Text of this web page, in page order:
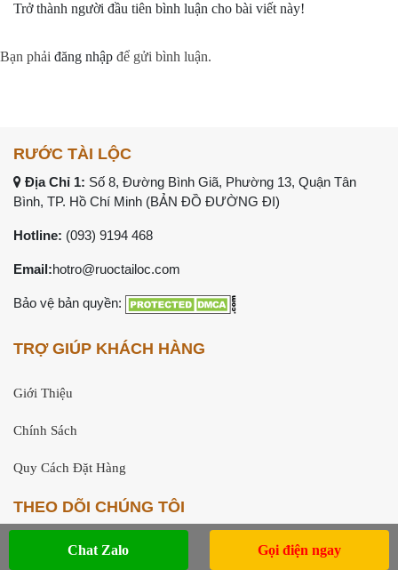
Trở thành người đầu tiên bình luận cho bài viết này!
Bạn phải đăng nhập để gửi bình luận.
RƯỚC TÀI LỘC
Địa Chỉ 1: Số 8, Đường Bình Giã, Phường 13, Quận Tân
Bình, TP. Hồ Chí Minh (BẢN ĐỒ ĐƯỜNG ĐI)
Hotline: (093) 9194 468
Email:hotro@ruoctailoc.com
Bảo vệ bản quyền:
TRỢ GIÚP KHÁCH HÀNG
Giới Thiệu
Chính Sách
Quy Cách Đặt Hàng
THEO DÕI CHÚNG TÔI
Chat Zalo Gọi điện ngay